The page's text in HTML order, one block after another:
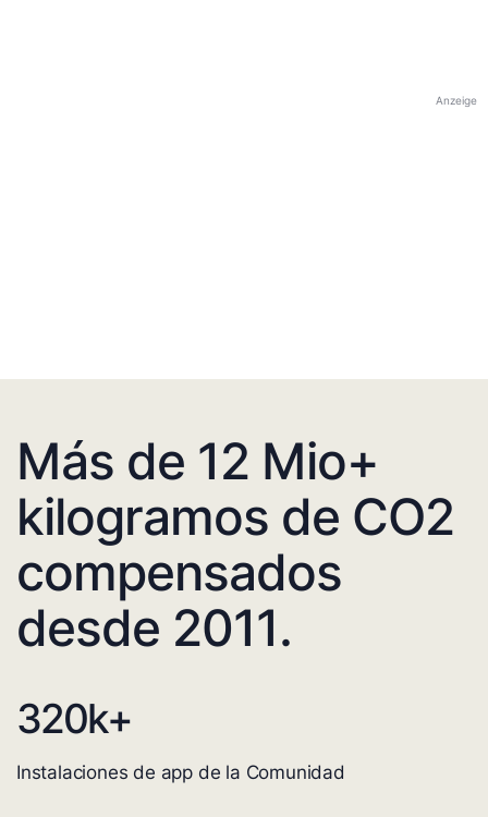
Anzeige
Más de 12 Mio+
kilogramos de CO2
compensados
desde 2011.
320k+
Instalaciones de app de la Comunidad